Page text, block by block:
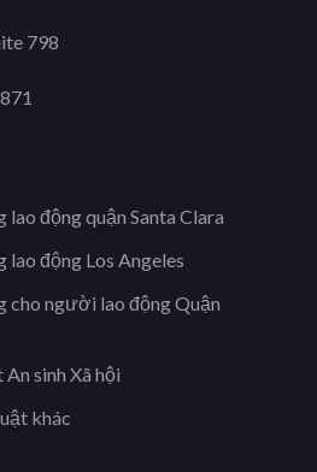
798
động quận Santa Clara
động Los Angeles
cho người lao động Quận
sinh Xã hội
khác